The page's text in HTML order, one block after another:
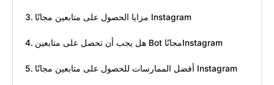
مزايا الحصول على متابعين مجانًا Instagram
هل يجب أن تحصل على متابعين Bot مجانًاInstagram
أفضل الممارسات للحصول على متابعين مجانًا Instagram